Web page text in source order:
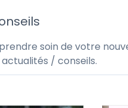
soin de votre
/ conseils.